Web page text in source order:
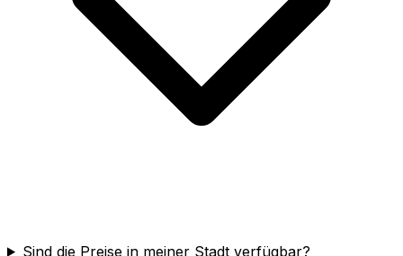
Sind die Preise in meiner Stadt verfügbar?